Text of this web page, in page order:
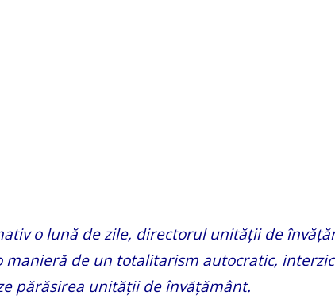
o lună de zile, directorul unității de
de un totalitarism autocratic,
părăsirea unității de învățământ.